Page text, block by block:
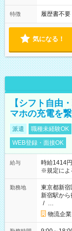
特徴 履歴書不要
気になる！
【シフト自由
マホの充電を
派遣 職種未経験OK
WEB登録・面接OK
給与
時給1414
※規定によ
勤務地
東京都新宿
新宿駅から
/ …
物流企業